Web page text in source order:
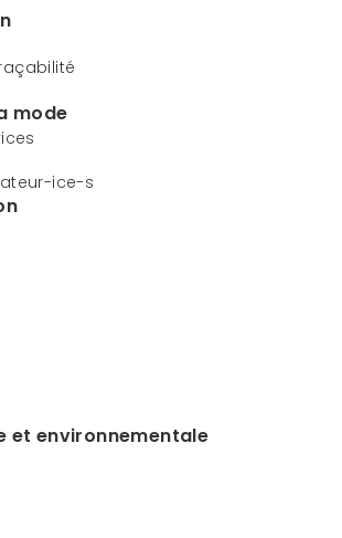
mode
ice-s
et environnementale